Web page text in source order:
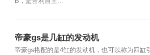
帝豪gs是几缸的发动机
帝豪gs搭配的是4缸的发动机，也可以称为四缸引